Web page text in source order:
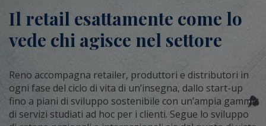
Il retail esattamente come lo
vede chi agisce nel settore
Reno accompagna retailer, produttori e distributori in
ogni fase del ciclo di vita di un’insegna, dallo start-up
fino a piani di sviluppo sostenibile con un’ampia gamma
di servizi studiati ad hoc per i clienti. Segue lo sviluppo